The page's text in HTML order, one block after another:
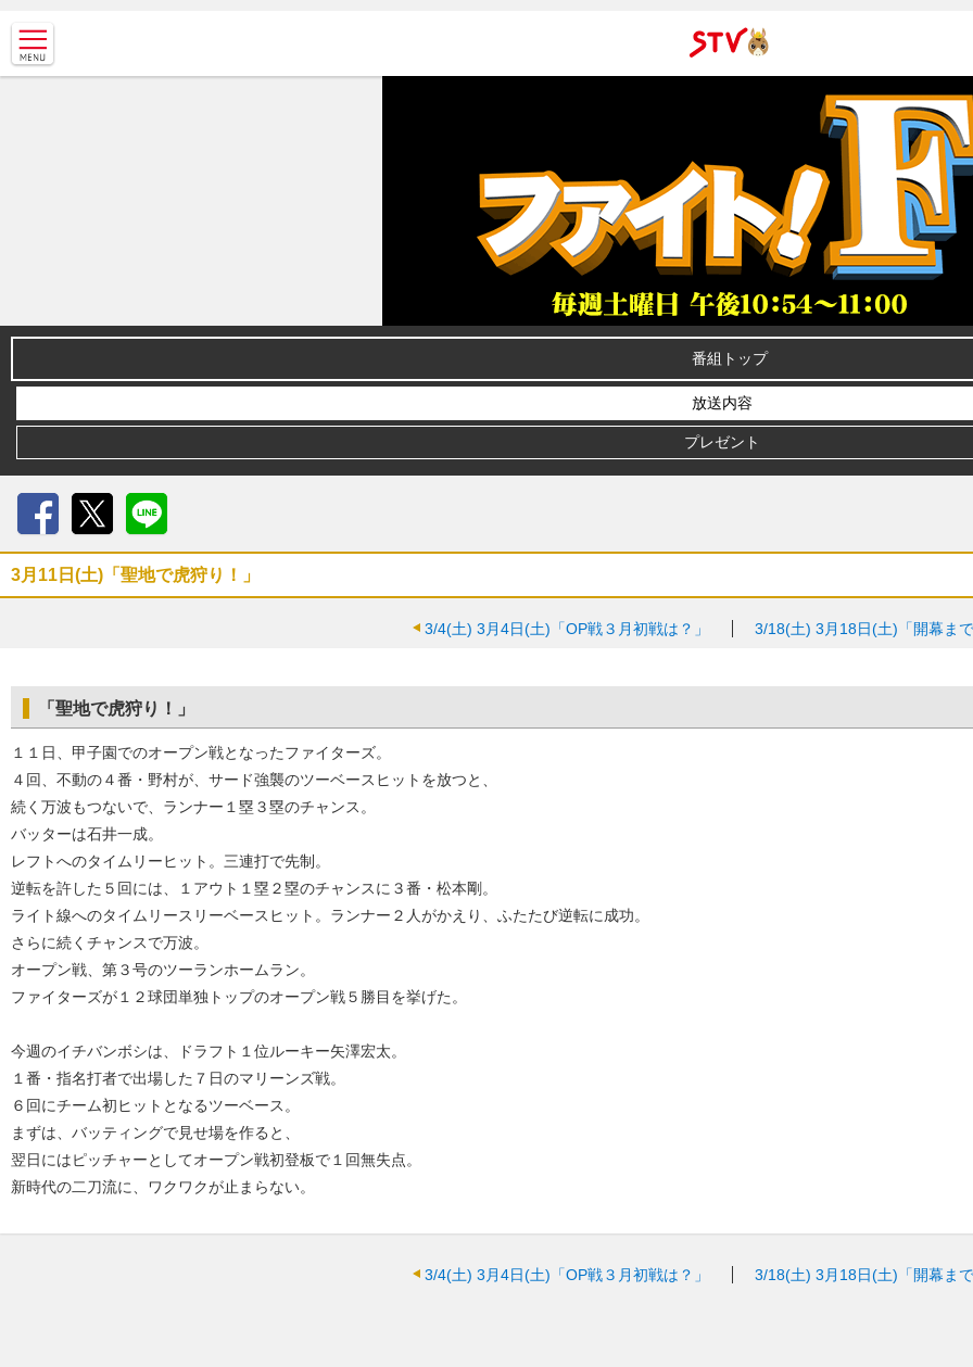
ＳＴＶ札
番組トップ
放送内容
プレゼント
3月11日(土)「聖地で虎狩り！」
3/4(土) 3月4日(土)「OP戦３月初戦は？」 3/18(土) 3月18日(土)「開幕まで
「聖地で虎狩り！」
１１日、甲子園でのオープン戦となったファイターズ。
４回、不動の４番・野村が、サード強襲のツーベースヒットを放つと、
続く万波もつないで、ランナー１塁３塁のチャンス。
バッターは石井一成。
レフトへのタイムリーヒット。三連打で先制。
逆転を許した５回には、１アウト１塁２塁のチャンスに３番・松本剛。
ライト線へのタイムリースリーベースヒット。ランナー２人がかえり、ふたたび逆転に成功。
さらに続くチャンスで万波。
オープン戦、第３号のツーランホームラン。
ファイターズが１２球団単独トップのオープン戦５勝目を挙げた。
今週のイチバンボシは、ドラフト１位ルーキー矢澤宏太。
１番・指名打者で出場した７日のマリーンズ戦。
６回にチーム初ヒットとなるツーベース。
まずは、バッティングで見せ場を作ると、
翌日にはピッチャーとしてオープン戦初登板で１回無失点。
新時代の二刀流に、ワクワクが止まらない。
3/4(土) 3月4日(土)「OP戦３月初戦は？」 3/18(土) 3月18日(土)「開幕まで